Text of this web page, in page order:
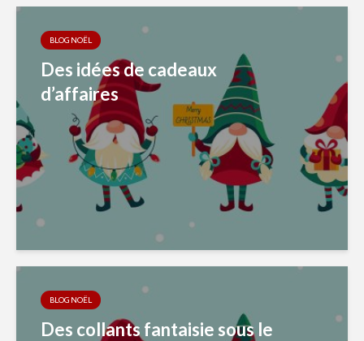
BLOG NOËL
Des idées de cadeaux
d’affaires
BLOG NOËL
Des collants fantaisie sous le